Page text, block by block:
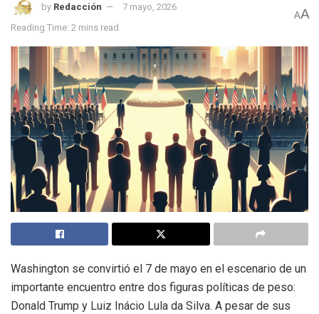
by Redacción
7 mayo, 2026
Reading Time: 2 mins read
AA
Washington se convirtió el 7 de mayo en el escenario de un
importante encuentro entre dos figuras políticas de peso:
Donald Trump y Luiz Inácio Lula da Silva. A pesar de sus